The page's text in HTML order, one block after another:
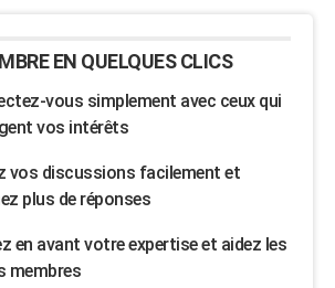
EN QUELQUES CLICS
vous simplement avec ceux qui
vos intérêts
vos discussions facilement et
plus de réponses
en avant votre expertise et aidez les
membres